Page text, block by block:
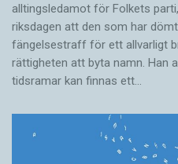
alltingsledamot för Folkets
riksdagen att den som har
fängelsestraff för ett allvarligt
rättigheten att byta namn. Han
tidsramar kan finnas ett…